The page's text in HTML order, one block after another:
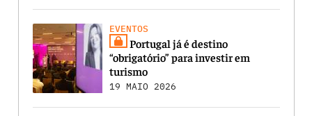
EVENTOS
Portugal já é destino
“obrigatório” para investir em
turismo
19 MAIO 2026